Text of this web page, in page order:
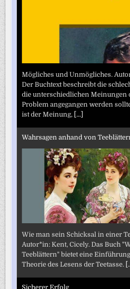
Mögliches und Unmögliches.
Der Buchtext beschreibt die
die unterschiedlichen Meinungen
Problem angegangen werden
ist der Meinung,
[...]
Wahrsagen anhand von
Wie man sein Schicksal in einer
Autor*in: Kent, Cicely. Das Buch
Teeblättern" bietet eine
Theorie des Lesens der Teetasse.
Sicherer Erfolg